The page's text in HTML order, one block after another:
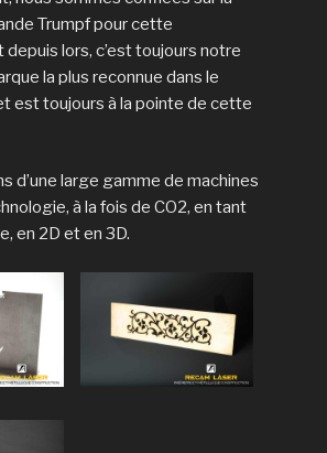
Trumpf pour cette
lors, c’est toujours notre
la plus reconnue dans le
est toujours à la pointe de cette
d’une large gamme de machines
à la fois de CO2, en tant
en 2D et en 3D.